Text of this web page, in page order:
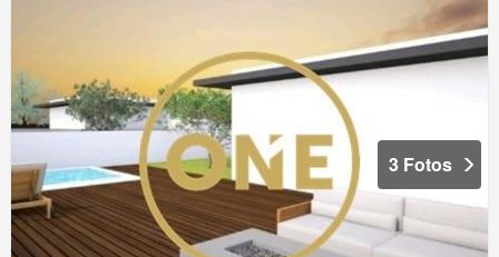
3 Fotos